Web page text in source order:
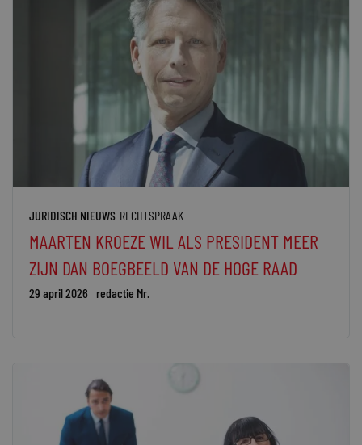
JURIDISCH NIEUWS RECHTSPRAAK
MAARTEN KROEZE WIL ALS PRESIDENT MEER
ZIJN DAN BOEGBEELD VAN DE HOGE RAAD
29 april 2026 redactie Mr.